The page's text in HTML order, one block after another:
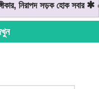
নিরাপদ সড়ক হোক সবার